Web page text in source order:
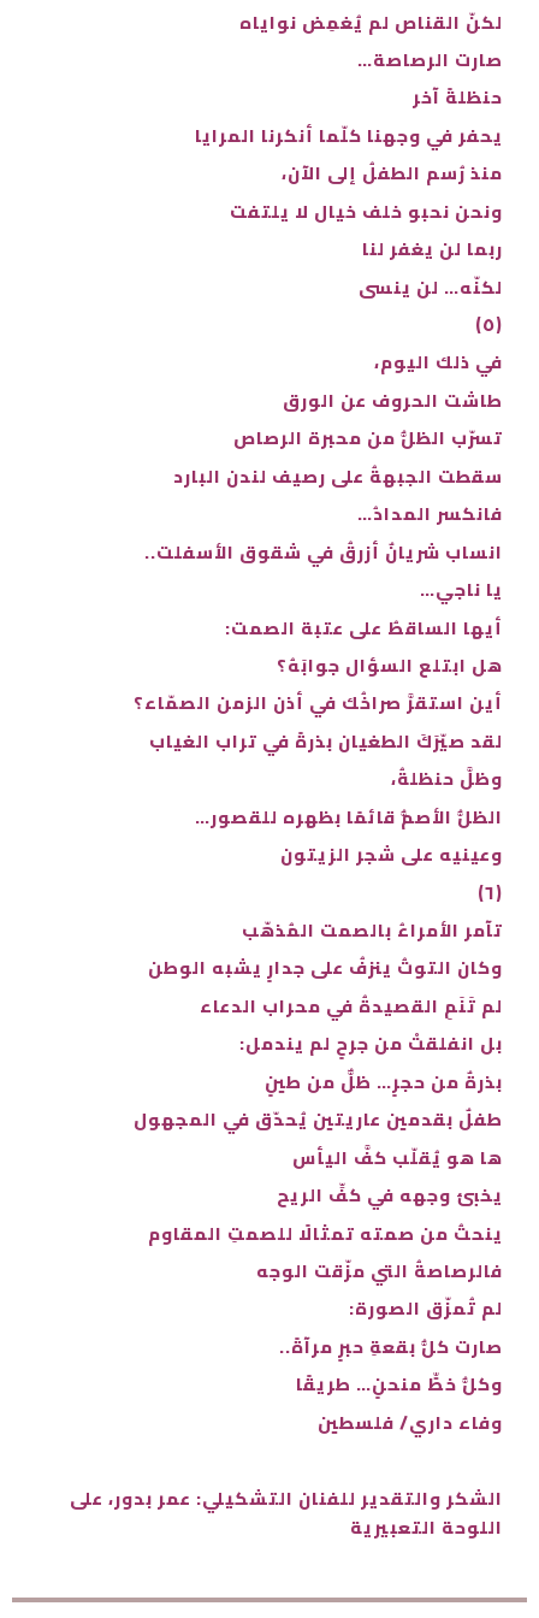
لكنّ القناص لم يُغمِض نواياه
صارت الرصاصة…
حنظلةً آخر
يحفر في وجهنا كلّما أنكرنا المرايا
منذ رُسم الطفلُ إلى الآن،
ونحن نحبو خلف خيال لا يلتفت
ربما لن يغفر لنا
لكنّه… لن ينسى
(٥)
في ذلك اليوم،
طاشت الحروف عن الورق
تسرّب الظلُّ من محبرة الرصاص
سقطت الجبهةُ على رصيف لندن البارد
فانكسر المدادُ…
انساب شريانٌ أزرقُ في شقوق الأسفلت..
يا ناجي…
أيها الساقطُ على عتبة الصمت:
هل ابتلع السؤال جوابَهُ؟
أين استقرَّ صراخُك في أذن الزمن الصمّاء؟
لقد صيّرَكَ الطغيان بذرةً في تراب الغياب
وظلَّ حنظلةُ،
الظلُّ الأصمُّ قائمًا بظهره للقصور…
وعينيه على شجر الزيتون
(٦)
تآمر الأمراءُ بالصمت المُذهّب
وكان التوتُ ينزفُ على جدارٍ يشبه الوطن
لم تَنَمِ القصيدةُ في محراب الدعاء
بل انفلقتْ من جرحٍ لم يندمل:
بذرةٌ من حجرٍ… ظلٌّ من طينٍ
طفلٌ بقدمين عاريتين يُحدّق في المجهول
ها هو يُقلّب كفَّ اليأس
يخبئ وجهه في كفِّ الريح
ينحتُ من صمته تمثالًا للصمتِ المقاوم
فالرصاصةُ التي مزّقت الوجه
لم تُمزّق الصورة:
صارت كلُّ بقعةِ حبرٍ مرآةً..
وكلُّ خطٍّ منحنٍ… طريقًا
وفاء داري/ فلسطين
الشكر والتقدير للفنان التشكيلي: عمر بدور، على
اللوحة التعبيرية